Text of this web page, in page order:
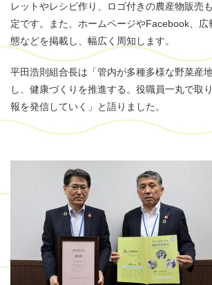
レットやレシピ作り、ロゴ付きの農産物販売
定です。また、ホームページやFacebook、
態などを掲載し、幅広く周知します。
平田浩則組合長は「管内が多種多様な野菜産
し、健康づくりを推進する。役職員一丸で取
報を発信していく」と語りました。